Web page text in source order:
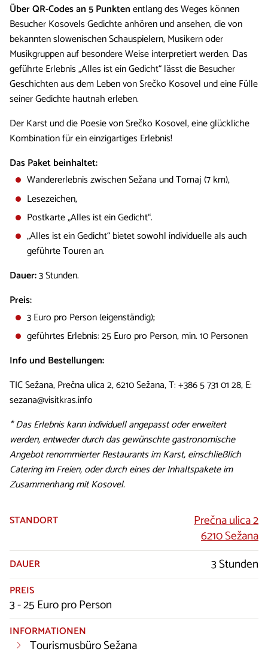
Über QR-Codes an 5 Punktenentlang des Weges können
Besucher Kosovels Gedichte anhören und ansehen, die von
bekannten slowenischen Schauspielern, Musikern oder
Musikgruppen auf besondere Weise interpretiert werden. Das
geführte Erlebnis „Alles ist ein Gedicht“ lässt die Besucher
Geschichten aus dem Leben von Srečko Kosovel und eine Fülle
seiner Gedichte hautnah erleben.
Der Karst und die Poesie von Srečko Kosovel, eine glückliche
Kombination für ein einzigartiges Erlebnis!
Das Paket beinhaltet:
Wandererlebnis zwischen Sežana und Tomaj (7 km),
Lesezeichen,
Postkarte „Alles ist ein Gedicht“.
„Alles ist ein Gedicht“ bietet sowohl individuelle als auch
geführte Touren an.
Dauer:3 Stunden.
Preis:
3 Euro pro Person (eigenständig);
geführtes Erlebnis: 25 Euro pro Person, min. 10 Personen
Info und Bestellungen:
TIC Sežana, Prečna ulica 2, 6210 Sežana, T: +386 5 731 01 28, E:
sezana@visitkras.info
* Das Erlebnis kann individuell angepasst oder erweitert
werden, entweder durch das gewünschte gastronomische
Angebot renommierter Restaurants im Karst, einschließlich
Catering im Freien, oder durch eines der Inhaltspakete im
Zusammenhang mit Kosovel.
STANDORT
Prečna ulica 2
6210 Sežana
DAUER 3 Stunden
PREIS
3 - 25 Euro pro Person
INFORMATIONEN
Tourismusbüro Sežana